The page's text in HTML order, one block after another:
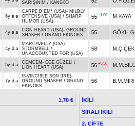
SARIŞINIM / KANEKO
6y a a
CARPE DIEM* (USA)- MILDLY
OFFENSIVE (USA) / SHARP
HUMOR (USA)
55 +1.00 M.KAYA
4y a a LION HEART (USA)- GROUND
SHAKER / GRAND EKINOKS 55
4y d a
MARCAVELLY (USA)-
STORMBELL /
UNACCOUNTED FOR (USA)
58 M.ÇİÇEK
5y d a CEMCEM - EGE GÜZELİ /
LION HEART (USA)
56 +0.50
7y d a
INVINCIBLE SON (IRE)-
GROUND SHAKER / GRAND
EKINOKS
56
1,70 ₺
İKİLİ
SIRALI İKİLİ
2. ÇİFTE